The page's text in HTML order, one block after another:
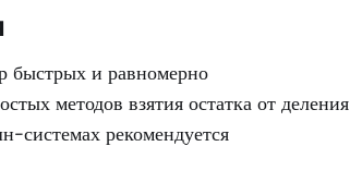
быстрых и равномерно
методов взятия остатка от деления
системах рекомендуется